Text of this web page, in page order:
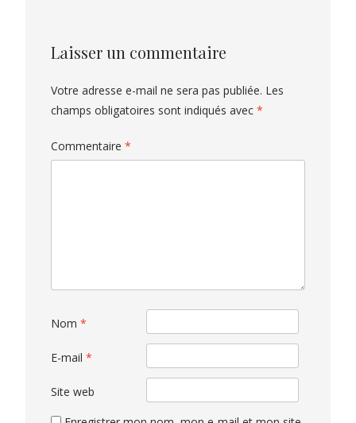
Laisser un commentaire
Votre adresse e-mail ne sera pas publiée. Les
champs obligatoires sont indiqués avec *
Commentaire *
Nom *
E-mail *
Site web